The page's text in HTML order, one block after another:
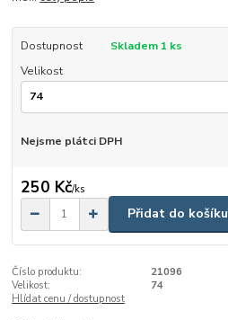
Dostupnost
Skladem 1 ks
Velikost
Nejsme plátci DPH
250 Kč/ks
Přidat do košíku
Číslo produktu:
21096
Velikost:
74
Hlídat cenu / dostupnost